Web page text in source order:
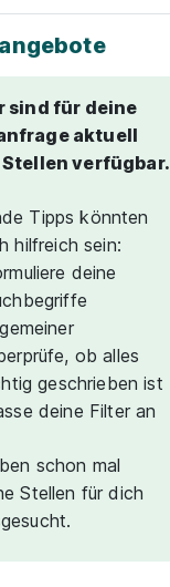
sind für deine
aktuell
verfügbar.
Tipps könnten
hilfreich sein:
deine
ob alles
geschrieben ist
deine Filter an
schon mal
Stellen für dich